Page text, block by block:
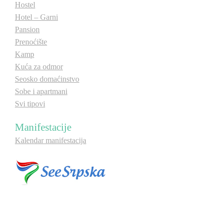
Hostel
Hotel – Garni
Pansion
Prenoćište
Kamp
Kuća za odmor
Seosko domaćinstvo
Sobe i apartmani
Svi tipovi
Manifestacije
Kalendar manifestacija